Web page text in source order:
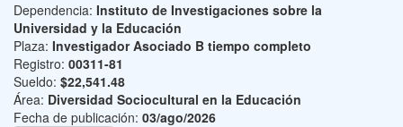
Dependencia: Instituto de Investigaciones sobre la
Universidad y la Educación
Plaza: Investigador Asociado B tiempo completo
Registro: 00311-81
Sueldo: $22,541.48
Área: Diversidad Sociocultural en la Educación
Fecha de publicación: 03/ago/2026